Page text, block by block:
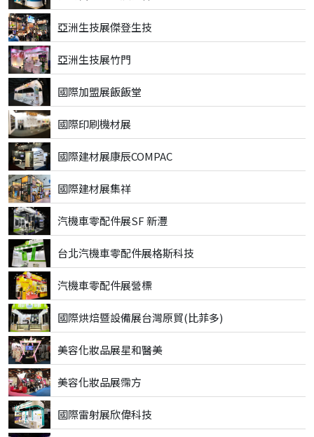
亞洲生技展傑登生技
亞洲生技展竹門
國際加盟展飯飯堂
國際印刷機材展
國際建材展康辰COMPAC
國際建材展集祥
汽機車零配件展SF 新灃
台北汽機車零配件展格斯科技
汽機車零配件展營標
國際烘焙暨設備展台灣原貿(比菲多)
美容化妝品展星和醫美
美容化妝品展霈方
國際雷射展欣偉科技